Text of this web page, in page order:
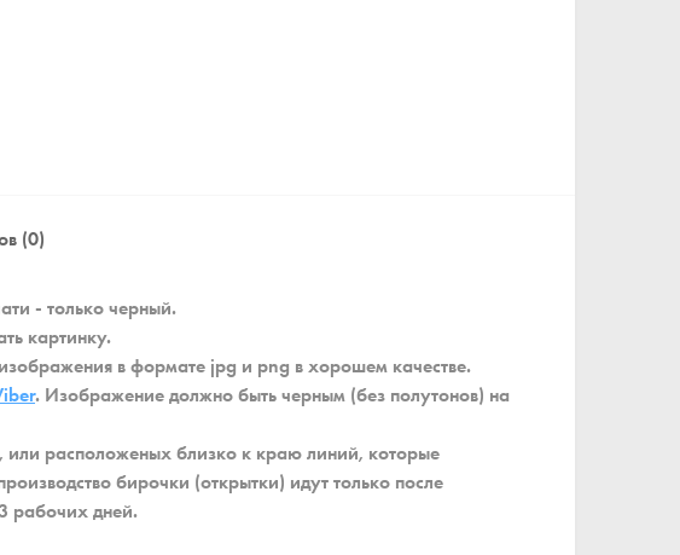
(0)
- только черный.
картинку.
в формате jpg и png в хорошем качестве.
. Изображение должно быть черным (без полутонов) на
или расположеных близко к краю линий, которые
бирочки (открытки) идут только после
рабочих дней.